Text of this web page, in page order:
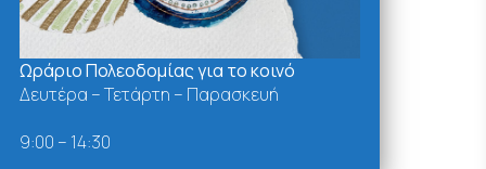
Ωράριο Πολεοδομίας για το κοινό
Δευτέρα – Τετάρτη – Παρασκευή
9:00 – 14:30